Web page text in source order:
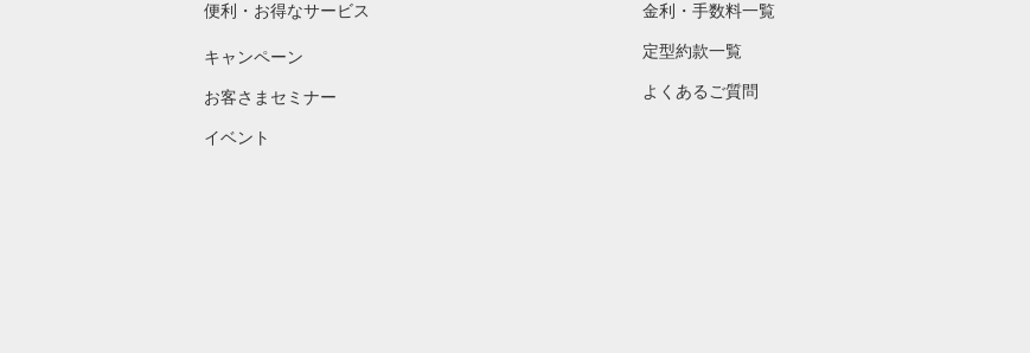
便利・お得なサービス
キャンペーン
お客さまセミナー
イベント
金利・手数料一覧
定型約款一覧
よくあるご質問